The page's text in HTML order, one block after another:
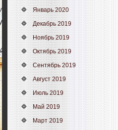
Январь 2020
Декабрь 2019
Ноябрь 2019
Октябрь 2019
Сентябрь 2019
Август 2019
Июль 2019
Май 2019
Март 2019